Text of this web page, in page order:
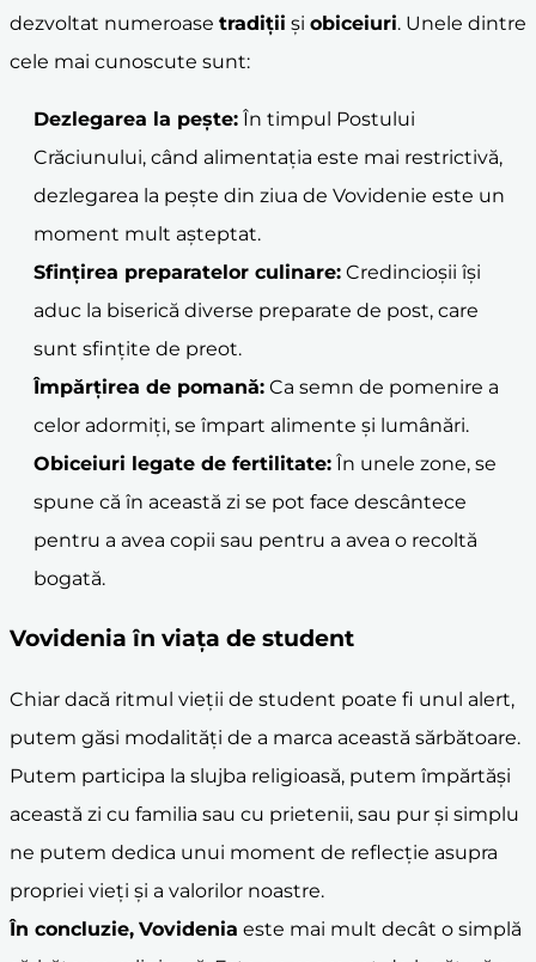
dezvoltat numeroase tradiții și obiceiuri. Unele dintre
cele mai cunoscute sunt:
Dezlegarea la pește: În timpul Postului
Crăciunului, când alimentația este mai restrictivă,
dezlegarea la pește din ziua de Vovidenie este un
moment mult așteptat.
Sfințirea preparatelor culinare: Credincioșii își
aduc la biserică diverse preparate de post, care
sunt sfințite de preot.
Împărțirea de pomană: Ca semn de pomenire a
celor adormiți, se împart alimente și lumânări.
Obiceiuri legate de fertilitate: În unele zone, se
spune că în această zi se pot face descântece
pentru a avea copii sau pentru a avea o recoltă
bogată.
Vovidenia în viața de student
Chiar dacă ritmul vieții de student poate fi unul alert,
putem găsi modalități de a marca această sărbătoare.
Putem participa la slujba religioasă, putem împărtăși
această zi cu familia sau cu prietenii, sau pur și simplu
ne putem dedica unui moment de reflecție asupra
propriei vieți și a valorilor noastre.
În concluzie, Vovidenia este mai mult decât o simplă